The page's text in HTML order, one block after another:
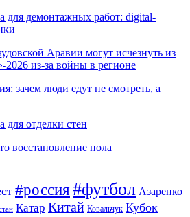
для демонтажных работ: digital-
Аравии могут исчезнуть из
из-за войны в регионе
зачем люди едут не смотреть, а
для отделки стен
восстановление пола
#россия#футбол Азаренко
Катар Китай Ковальчук Кубок